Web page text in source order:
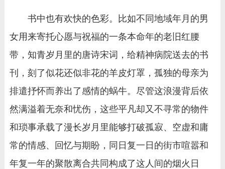
书中也有欢快的色彩。比如不同地域年月的男
女用来寄托心愿与祝福的一条本命年的老旧红腰
带，知青岁月里的唐诗宋词，给精神病院送去的书
刊，刻了似花还似非花的羊皮灯罩，孤独的母亲为
排遣抒怀而养出了感情的蜗牛。尽管这浪漫背后依
然满溢着无奈和忧伤，这些平凡却又不寻常的物件
和琐事承载了漫长岁月里能够打破孤寂、空虚和庸
常的情感、回忆与期盼，同日复一日的街市喧嚣和
年复一年的聚散离合共同构成了这人间的烟火日